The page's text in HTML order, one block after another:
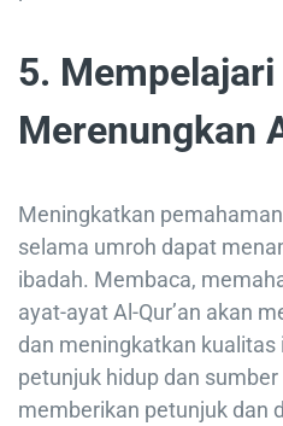
5. Mempelajari
Merenungkan
Meningkatkan
selama umroh dapat
ibadah. Membaca,
ayat-ayat Al-Qur’an akan
dan meningkatkan kualitas
petunjuk hidup dan
memberikan petunjuk dan